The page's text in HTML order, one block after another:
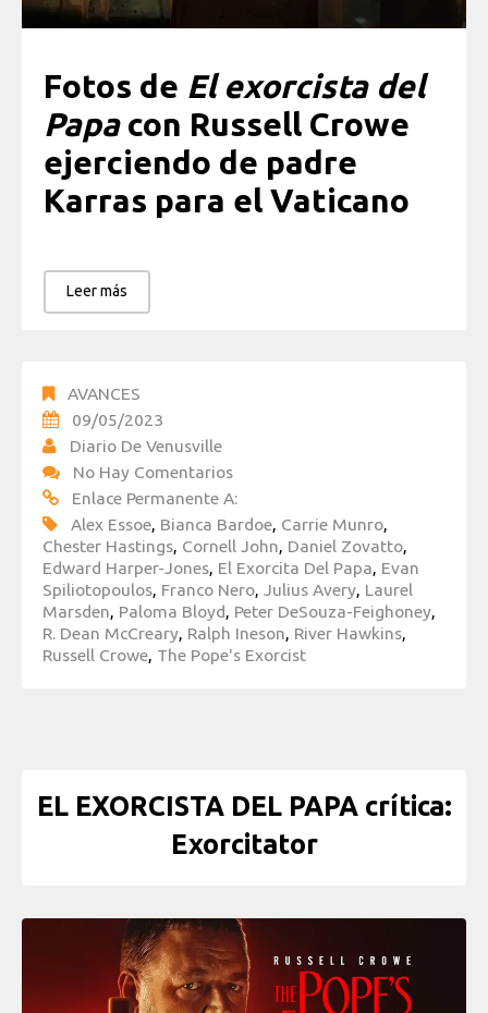
Fotos de El exorcista del
Papacon Russell Crowe
ejerciendo de padre
Karras para el Vaticano
Leer más
AVANCES
09/05/2023
Diario De Venusville
No Hay Comentarios
Enlace Permanente A:
Alex Essoe, Bianca Bardoe, Carrie Munro,
Chester Hastings, Cornell John, Daniel Zovatto,
Edward Harper-Jones, El Exorcita Del Papa, Evan
Spiliotopoulos, Franco Nero, Julius Avery, Laurel
Marsden, Paloma Bloyd, Peter DeSouza-Feighoney,
R. Dean McCreary, Ralph Ineson, River Hawkins,
Russell Crowe, The Pope's Exorcist
EL EXORCISTA DEL PAPA crítica:
Exorcitator